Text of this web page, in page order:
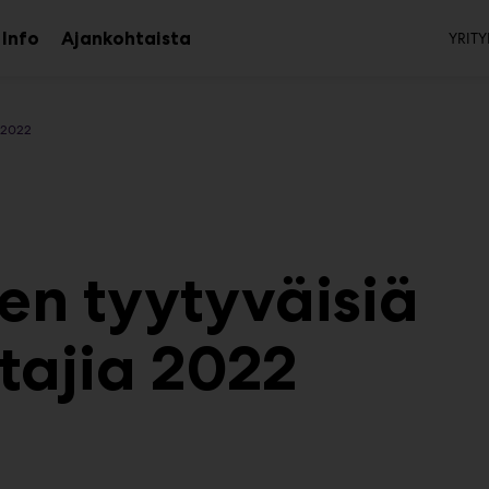
InfoAvaaAjankohtaista
2022
tyytyväisiä
2022